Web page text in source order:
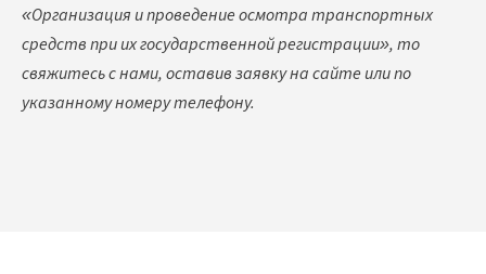
«Организация и проведение осмотра транспортных
средств при их государственной регистрации», то
свяжитесь с нами, оставив заявку на сайте или по
указанному номеру телефону.